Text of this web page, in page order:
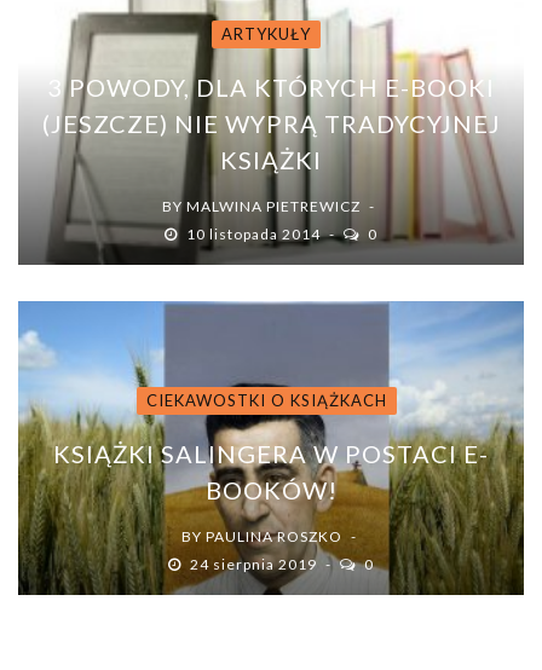
ARTYKUŁY
3 POWODY, DLA KTÓRYCH E-BOOKI
(JESZCZE) NIE WYPRĄ TRADYCYJNEJ
KSIĄŻKI
BY MALWINA PIETREWICZ
10 listopada 2014
0
CIEKAWOSTKI O KSIĄŻKACH
KSIĄŻKI SALINGERA W POSTACI E-
BOOKÓW!
BY PAULINA ROSZKO
24 sierpnia 2019
0